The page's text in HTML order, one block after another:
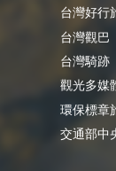
台灣好行
台灣觀巴
台灣騎跡
觀光多媒
環保標章
交通部中